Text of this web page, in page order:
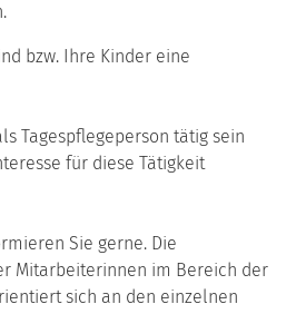
bzw. Ihre Kinder eine
Tagespflegeperson tätig sein
für diese Tätigkeit
Sie gerne. Die
Mitarbeiterinnen im Bereich der
sich an den einzelnen